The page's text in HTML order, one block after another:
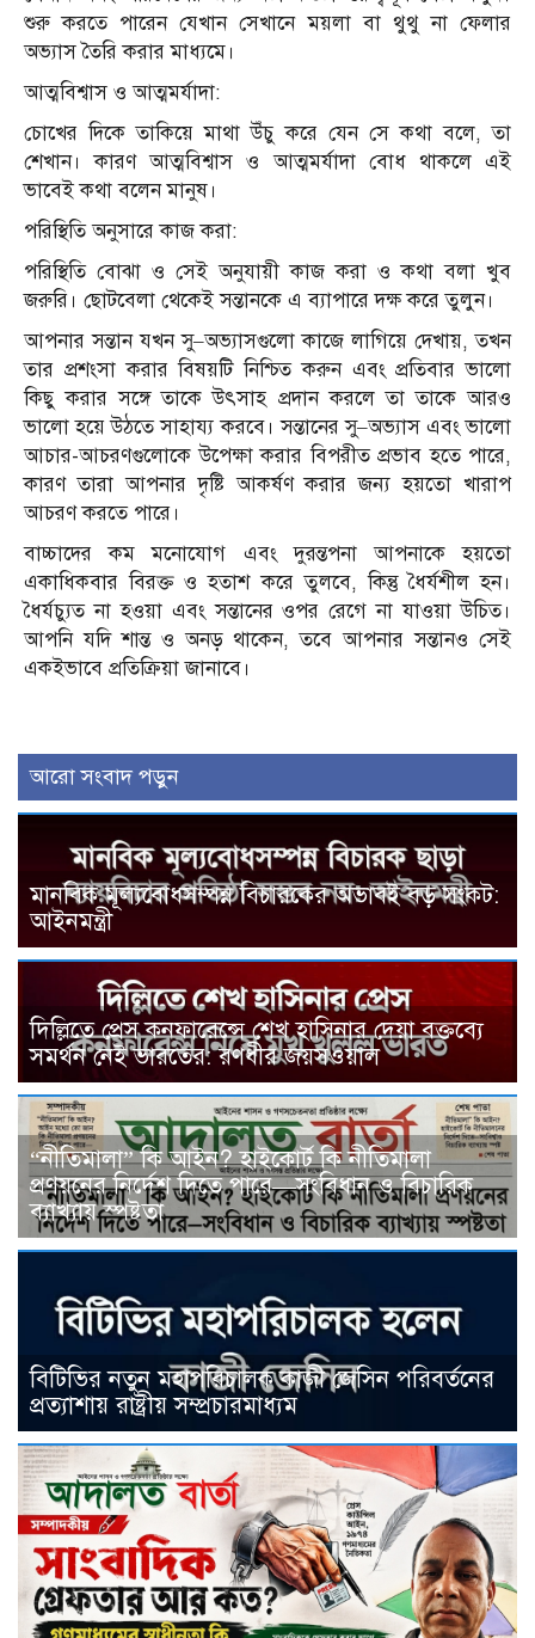
শুরু করতে পারেন যেখান সেখানে ময়লা বা থুথু না ফেলার
অভ্যাস তৈরি করার মাধ্যমে।
আত্মবিশ্বাস ও আত্মমর্যাদা:
চোখের দিকে তাকিয়ে মাথা উঁচু করে যেন সে কথা বলে, তা
শেখান। কারণ আত্মবিশ্বাস ও আত্মমর্যাদা বোধ থাকলে এই
ভাবেই কথা বলেন মানুষ।
পরিস্থিতি অনুসারে কাজ করা:
পরিস্থিতি বোঝা ও সেই অনুযায়ী কাজ করা ও কথা বলা খুব
জরুরি। ছোটবেলা থেকেই সন্তানকে এ ব্যাপারে দক্ষ করে তুলুন।
আপনার সন্তান যখন সু–অভ্যাসগুলো কাজে লাগিয়ে দেখায়, তখন
তার প্রশংসা করার বিষয়টি নিশ্চিত করুন এবং প্রতিবার ভালো
কিছু করার সঙ্গে তাকে উৎসাহ প্রদান করলে তা তাকে আরও
ভালো হয়ে উঠতে সাহায্য করবে। সন্তানের সু–অভ্যাস এবং ভালো
আচার-আচরণগুলোকে উপেক্ষা করার বিপরীত প্রভাব হতে পারে,
কারণ তারা আপনার দৃষ্টি আকর্ষণ করার জন্য হয়তো খারাপ
আচরণ করতে পারে।
বাচ্চাদের কম মনোযোগ এবং দুরন্তপনা আপনাকে হয়তো
একাধিকবার বিরক্ত ও হতাশ করে তুলবে, কিন্তু ধৈর্যশীল হন।
ধৈর্যচ্যুত না হওয়া এবং সন্তানের ওপর রেগে না যাওয়া উচিত।
আপনি যদি শান্ত ও অনড় থাকেন, তবে আপনার সন্তানও সেই
একইভাবে প্রতিক্রিয়া জানাবে।
আরো সংবাদ পড়ুন
মানবিক মূল্যবোধসম্পন্ন বিচারকের অভাবই বড় সংকট:
আইনমন্ত্রী
দিল্লিতে প্রেস কনফারেন্সে শেখ হাসিনার দেয়া বক্তব্যে
সমর্থন নেই ভারতের: রণধীর জয়সওয়াল
“নীতিমালা” কি আইন? হাইকোর্ট কি নীতিমালা
প্রণয়নের নির্দেশ দিতে পারে—সংবিধান ও বিচারিক
ব্যাখ্যায় স্পষ্টতা
বিটিভির নতুন মহাপরিচালক কাজী জেসিন পরিবর্তনের
প্রত্যাশায় রাষ্ট্রীয় সম্প্রচারমাধ্যম